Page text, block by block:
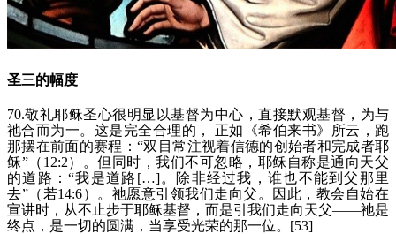
圣三的幅度
70.敬礼耶稣圣心很明显以基督为中心，直接默观基督，为与
祂合而为一。这是完全合理的， 正如《希伯来书》所云，跑
那摆在前面的赛程：“双目常注视着信德的创始者和完成者耶
稣”（12:2）。但同时，我们不可忽略，耶稣自称是通向天父
的道路：“我是道路[…]。除非经过我，谁也不能到父那里
去”（若14:6）。祂愿意引领我们走向父。因此，教会自始在
宣讲时，从不止步于耶稣基督，而是引我们走向天父——祂是
终点，是一切的圆满，当享受光荣的那一位。[53]